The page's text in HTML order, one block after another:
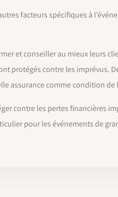
facteurs spécifiques à
et conseiller au mieux leurs
protégés contre les imprévus.
assurance comme condition de
contre les pertes financières
pour les événements de